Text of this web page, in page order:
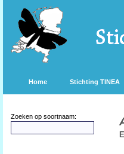
Home Stichting TINEA
Zoeken op soortnaam: